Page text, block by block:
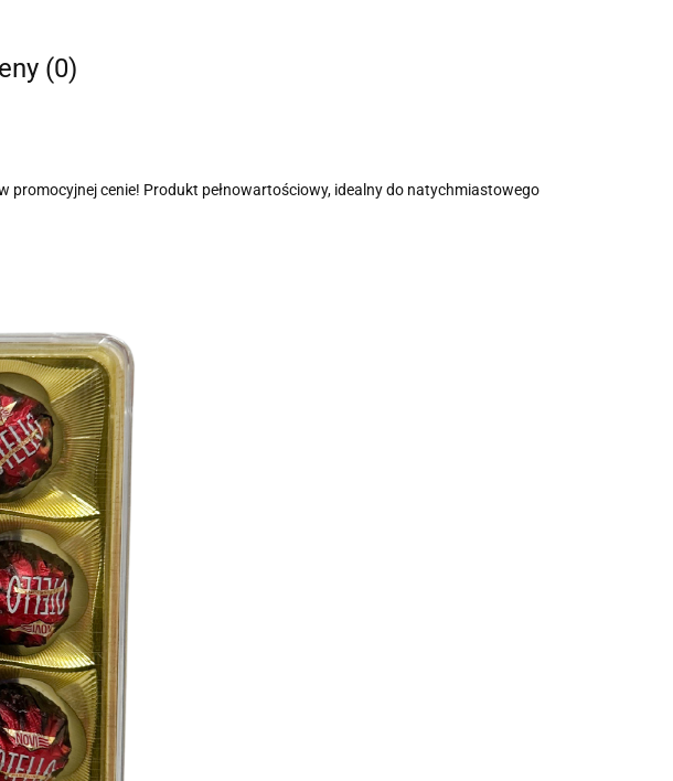
(0)
promocyjnej cenie! Produkt pełnowartościowy, idealny do natychmiastowego